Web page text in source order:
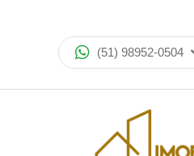
(51) 98952-0504
Imóveis
Encomende seu imóvel